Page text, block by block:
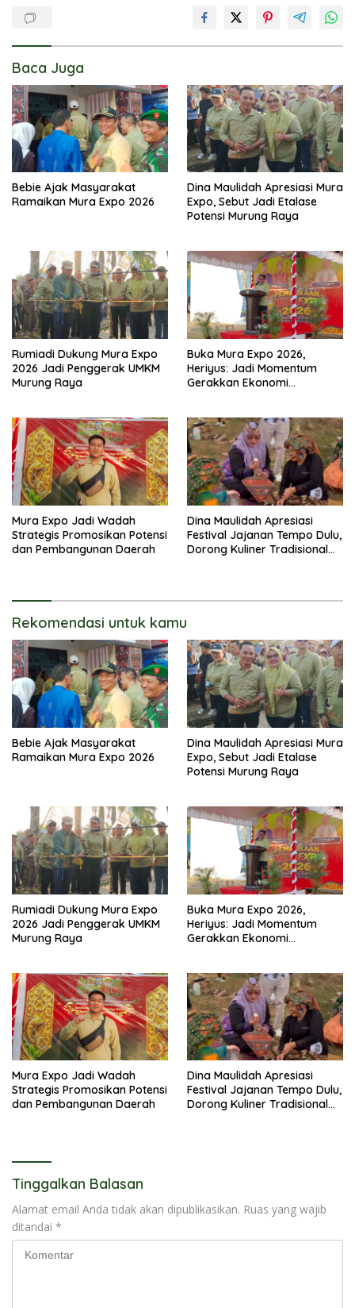
Baca Juga
Bebie Ajak Masyarakat
Ramaikan Mura Expo 2026
Dina Maulidah Apresiasi Mura
Expo, Sebut Jadi Etalase
Potensi Murung Raya
Rumiadi Dukung Mura Expo
2026 Jadi Penggerak UMKM
Murung Raya
Buka Mura Expo 2026,
Heriyus: Jadi Momentum
Gerakkan Ekonomi
Mura Expo Jadi Wadah
Strategis Promosikan Potensi
dan Pembangunan Daerah
Dina Maulidah Apresiasi
Festival Jajanan Tempo Dulu,
Dorong Kuliner Tradisional
Rekomendasi untuk kamu
Bebie Ajak Masyarakat
Ramaikan Mura Expo 2026
Dina Maulidah Apresiasi Mura
Expo, Sebut Jadi Etalase
Potensi Murung Raya
Rumiadi Dukung Mura Expo
2026 Jadi Penggerak UMKM
Murung Raya
Buka Mura Expo 2026,
Heriyus: Jadi Momentum
Gerakkan Ekonomi
Mura Expo Jadi Wadah
Strategis Promosikan Potensi
dan Pembangunan Daerah
Dina Maulidah Apresiasi
Festival Jajanan Tempo Dulu,
Dorong Kuliner Tradisional
Tinggalkan Balasan
Alamat email Anda tidak akan dipublikasikan. Ruas yang wajib
ditandai *